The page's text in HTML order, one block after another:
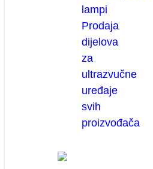
lampi
Prodaja
dijelova
za
ultrazvučne
uređaje
svih
proizvođača